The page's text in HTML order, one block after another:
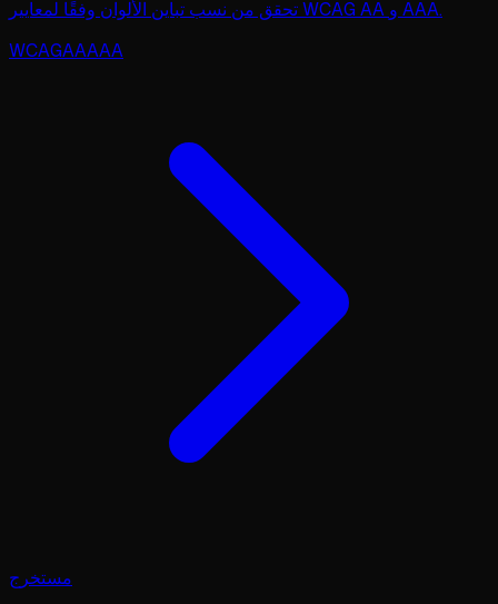
تحقق من نسب تباين الألوان وفقًا لمعايير WCAG AA و AAA.
WCAGAAAAA
مستخرج